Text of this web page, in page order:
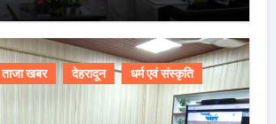
ताजा खबर देहरादून धर्म एवं संस्कृति